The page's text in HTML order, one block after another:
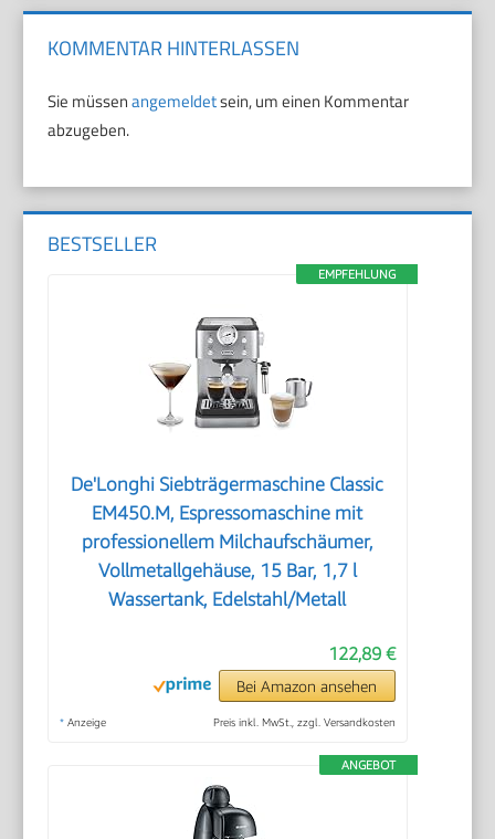
KOMMENTAR HINTERLASSEN
Sie müssenangemeldetsein, um einen Kommentar
abzugeben.
BESTSELLER
EMPFEHLUNG
De'Longhi Siebträgermaschine Classic
EM450.M, Espressomaschine mit
professionellem Milchaufschäumer,
Vollmetallgehäuse, 15 Bar, 1,7 l
Wassertank, Edelstahl/Metall
122,89 €
Bei Amazon ansehen
* Anzeige Preis inkl. MwSt., zzgl. Versandkosten
ANGEBOT